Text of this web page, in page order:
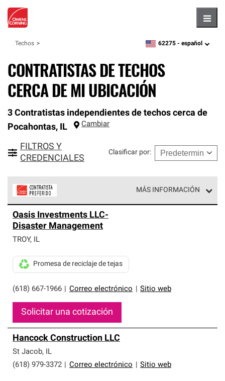
Techos zipcode, language
62275 - español
CONTRATISTAS DE TECHOS
CERCA DE MI UBICACIÓN
3 Contratistas independientes de techos cerca de
Pocahontas, IL Cambiar
FILTROS Y
CREDENCIALES
Clasificar por:
MÁS INFORMACIÓN
parte de una red exclusiva de profesionales de techos
que cumplen con altos estándares y requisitos estrictos
de profesionalismo y confiabilidad.
Oasis Investments LLC-
Disaster Management
TROY, IL
(618) 667-1966 Correo electrónico Sitio web
Promesa de reciclaje de tejas
Solicitar una cotización
Hancock Construction LLC
St Jacob, IL
(618) 979-3372
Correo electrónico Sitio web